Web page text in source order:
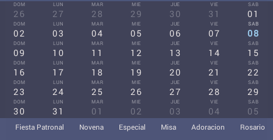
DOM
26
LUN
27
MAR
28
MIE
29
JUE
30
VIE
31
SAB
01
DOM
02
LUN
03
MAR
04
MIE
05
JUE
06
VIE
07
SAB
08
DOM
09
LUN
10
MAR
11
MIE
12
JUE
13
VIE
14
SAB
15
DOM
16
LUN
17
MAR
18
MIE
19
JUE
20
VIE
21
SAB
22
DOM
23
LUN
24
MAR
25
MIE
26
JUE
27
VIE
28
SAB
29
DOM
30
LUN
31
MAR
01
MIE
02
JUE
03
VIE
04
SAB
05
Fiesta Patronal Novena Especial Misa Adoracion
Rosario